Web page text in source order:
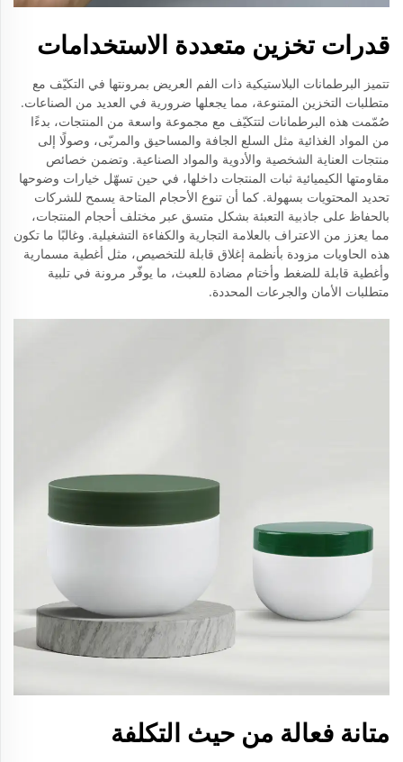
قدرات تخزين متعددة الاستخدامات
تتميز البرطمانات البلاستيكية ذات الفم العريض بمرونتها في التكيّف مع
متطلبات التخزين المتنوعة، مما يجعلها ضرورية في العديد من الصناعات.
صُمّمت هذه البرطمانات لتتكيّف مع مجموعة واسعة من المنتجات، بدءًا
من المواد الغذائية مثل السلع الجافة والمساحيق والمربّى، وصولًا إلى
منتجات العناية الشخصية والأدوية والمواد الصناعية. وتضمن خصائص
مقاومتها الكيميائية ثبات المنتجات داخلها، في حين تسهّل خيارات وضوحها
تحديد المحتويات بسهولة. كما أن تنوع الأحجام المتاحة يسمح للشركات
بالحفاظ على جاذبية التعبئة بشكل متسق عبر مختلف أحجام المنتجات،
مما يعزز من الاعتراف بالعلامة التجارية والكفاءة التشغيلية. وغالبًا ما تكون
هذه الحاويات مزودة بأنظمة إغلاق قابلة للتخصيص، مثل أغطية مسمارية
وأغطية قابلة للضغط وأختام مضادة للعبث، ما يوفّر مرونة في تلبية
متطلبات الأمان والجرعات المحددة.
متانة فعالة من حيث التكلفة